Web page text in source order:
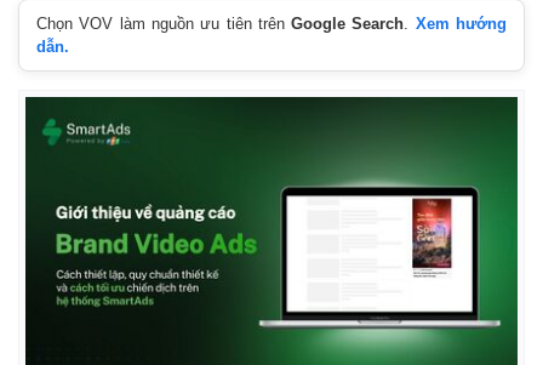
Kinh tế
Thị trường
Giá vàng
Chọn VOV làm nguồn ưu tiên trênGoogle Search. Xem hướng
dẫn.